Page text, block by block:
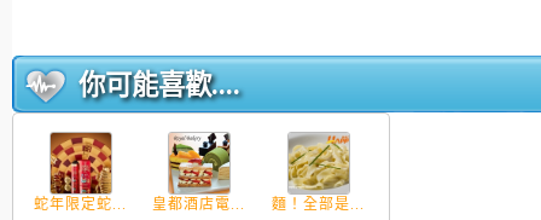
你可能喜歡....
蛇年限定蛇... 皇都酒店電... 麵！全部是...